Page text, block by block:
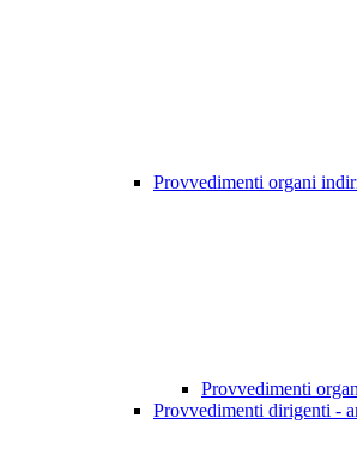
Provvedimenti organi
Provvedimenti
Provvedimenti dirigenti -